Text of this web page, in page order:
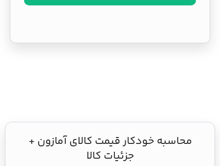
محاسبه خودکار قیمت کالای آمازون +
جزئیات کالا